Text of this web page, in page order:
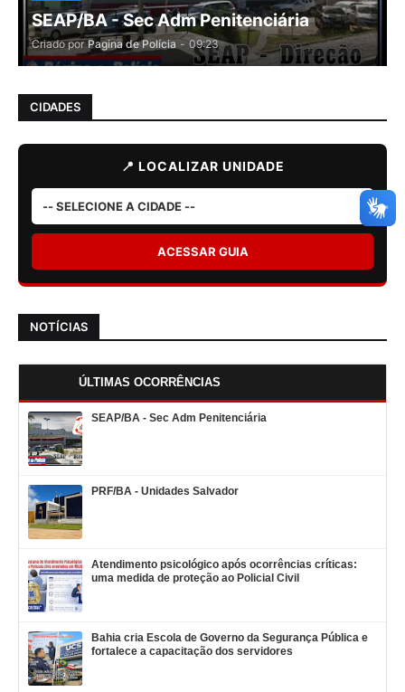
SEAP/BA - Sec Adm Penitenciária
Criado por Pagina de Polícia - 09:23
CIDADES
📍 LOCALIZAR UNIDADE
ACESSAR GUIA
NOTÍCIAS
ÚLTIMAS OCORRÊNCIAS
SEAP/BA - Sec Adm Penitenciária
PRF/BA - Unidades Salvador
Atendimento psicológico após ocorrências críticas:
uma medida de proteção ao Policial Civil
Bahia cria Escola de Governo da Segurança Pública e
fortalece a capacitação dos servidores